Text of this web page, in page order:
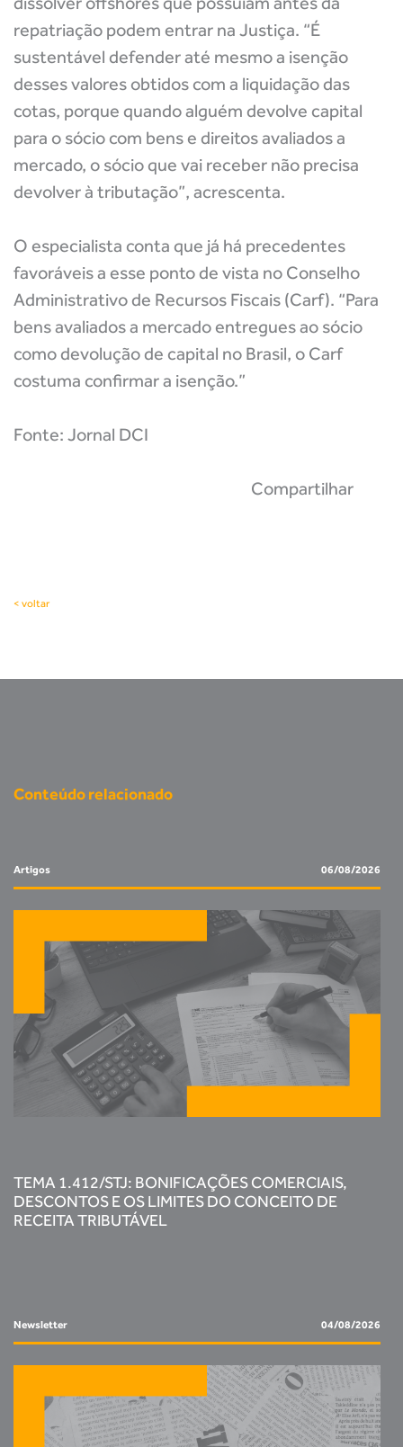
repatriação podem entrar na Justiça. “É
sustentável defender até mesmo a isenção
desses valores obtidos com a liquidação das
cotas, porque quando alguém devolve capital
para o sócio com bens e direitos avaliados a
mercado, o sócio que vai receber não precisa
devolver à tributação”, acrescenta.
O especialista conta que já há precedentes
favoráveis a esse ponto de vista no Conselho
Administrativo de Recursos Fiscais (Carf). “Para
bens avaliados a mercado entregues ao sócio
como devolução de capital no Brasil, o Carf
costuma confirmar a isenção.”
Fonte: Jornal DCI
Compartilhar
< voltar
Conteúdo relacionado
Artigos 06/08/2026
TEMA 1.412/STJ: BONIFICAÇÕES COMERCIAIS,
DESCONTOS E OS LIMITES DO CONCEITO DE
RECEITA TRIBUTÁVEL
Newsletter 04/08/2026